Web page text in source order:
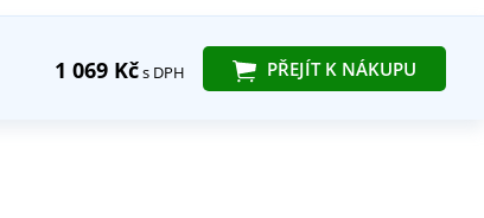
1 069 Kčs DPH PŘEJÍT K NÁKUPU